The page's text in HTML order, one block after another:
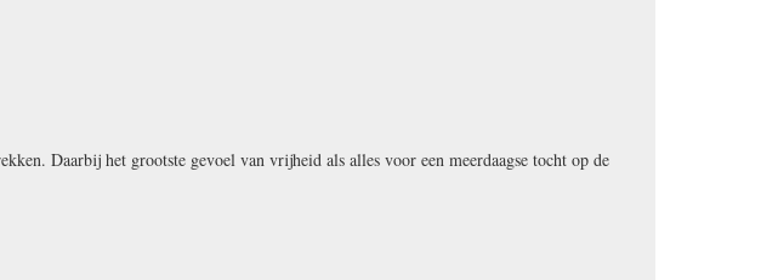
Daarbij het grootste gevoel van vrijheid als alles voor een meerdaagse tocht op de